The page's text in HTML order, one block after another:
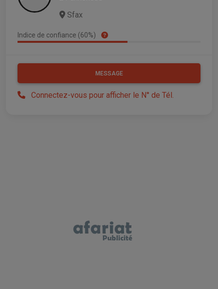
Sfax
Indice de confiance (60%)
MESSAGE
Connectez-vous pour afficher le N° de Tél.